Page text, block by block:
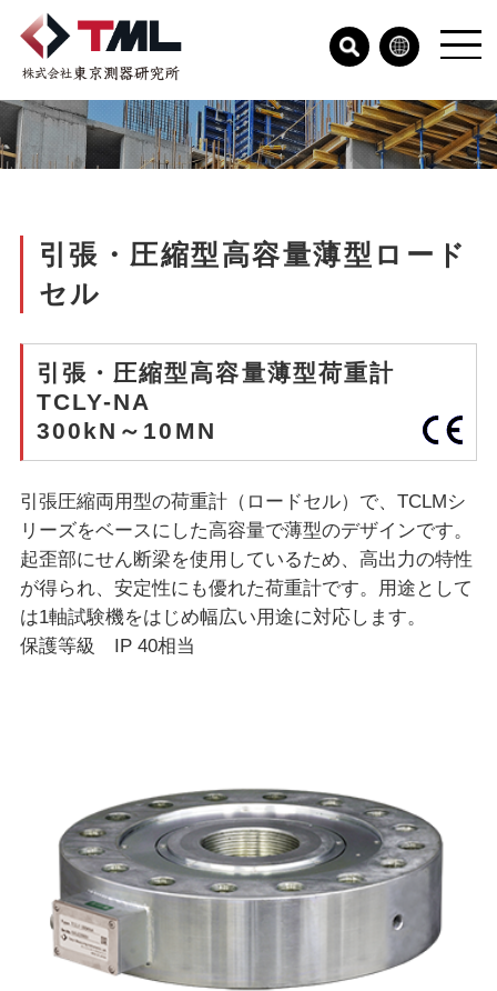
引張・圧縮型高容量薄型ロード
セル
引張・圧縮型高容量薄型荷重計
TCLY-NA
300kN～10MN
引張圧縮両用型の荷重計（ロードセル）で、TCLMシ
リーズをベースにした高容量で薄型のデザインです。
起歪部にせん断梁を使用しているため、高出力の特性
が得られ、安定性にも優れた荷重計です。用途として
は1軸試験機をはじめ幅広い用途に対応します。
保護等級 IP 40相当